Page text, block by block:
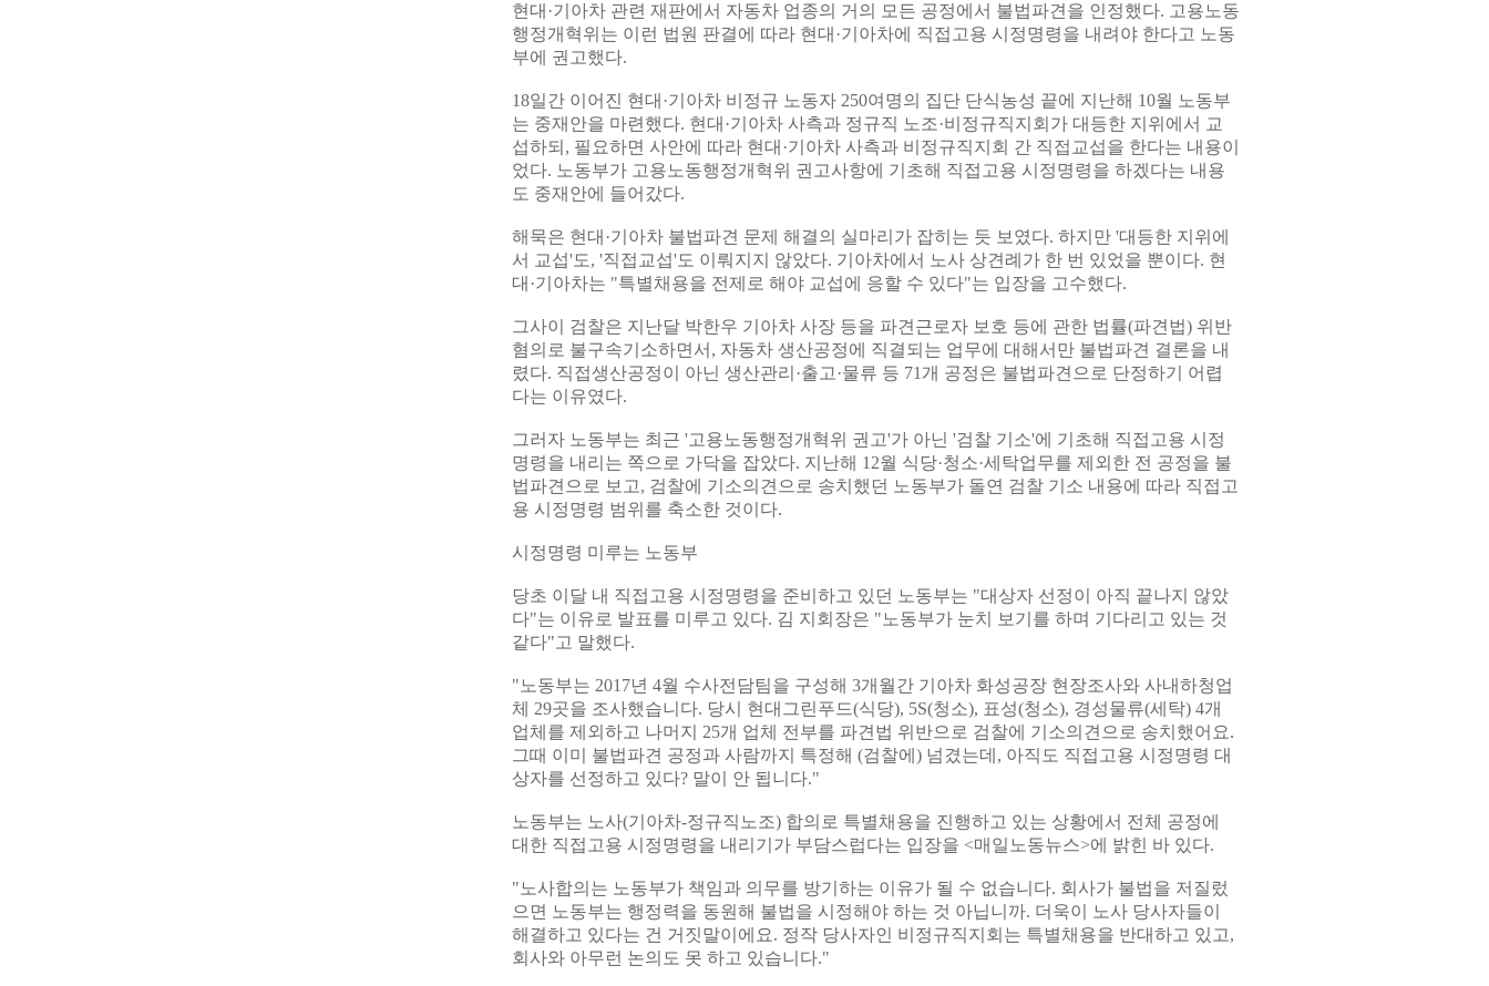
현대·기아차 관련 재판에서 자동차 업종의 거의 모든 공정에서 불법파견을 인정했다. 고용노동
행정개혁위는 이런 법원 판결에 따라 현대·기아차에 직접고용 시정명령을 내려야 한다고 노동
부에 권고했다.
18일간 이어진 현대·기아차 비정규 노동자 250여명의 집단 단식농성 끝에 지난해 10월 노동부
는 중재안을 마련했다. 현대·기아차 사측과 정규직 노조·비정규직지회가 대등한 지위에서 교
섭하되, 필요하면 사안에 따라 현대·기아차 사측과 비정규직지회 간 직접교섭을 한다는 내용이
었다. 노동부가 고용노동행정개혁위 권고사항에 기초해 직접고용 시정명령을 하겠다는 내용
도 중재안에 들어갔다.
해묵은 현대·기아차 불법파견 문제 해결의 실마리가 잡히는 듯 보였다. 하지만 '대등한 지위에
서 교섭'도, '직접교섭'도 이뤄지지 않았다. 기아차에서 노사 상견례가 한 번 있었을 뿐이다. 현
대·기아차는 "특별채용을 전제로 해야 교섭에 응할 수 있다"는 입장을 고수했다.
그사이 검찰은 지난달 박한우 기아차 사장 등을 파견근로자 보호 등에 관한 법률(파견법) 위반
혐의로 불구속기소하면서, 자동차 생산공정에 직결되는 업무에 대해서만 불법파견 결론을 내
렸다. 직접생산공정이 아닌 생산관리·출고·물류 등 71개 공정은 불법파견으로 단정하기 어렵
다는 이유였다.
그러자 노동부는 최근 '고용노동행정개혁위 권고'가 아닌 '검찰 기소'에 기초해 직접고용 시정
명령을 내리는 쪽으로 가닥을 잡았다. 지난해 12월 식당·청소·세탁업무를 제외한 전 공정을 불
법파견으로 보고, 검찰에 기소의견으로 송치했던 노동부가 돌연 검찰 기소 내용에 따라 직접고
용 시정명령 범위를 축소한 것이다.
시정명령 미루는 노동부
당초 이달 내 직접고용 시정명령을 준비하고 있던 노동부는 "대상자 선정이 아직 끝나지 않았
다"는 이유로 발표를 미루고 있다. 김 지회장은 "노동부가 눈치 보기를 하며 기다리고 있는 것
같다"고 말했다.
"노동부는 2017년 4월 수사전담팀을 구성해 3개월간 기아차 화성공장 현장조사와 사내하청업
체 29곳을 조사했습니다. 당시 현대그린푸드(식당), 5S(청소), 표성(청소), 경성물류(세탁) 4개
업체를 제외하고 나머지 25개 업체 전부를 파견법 위반으로 검찰에 기소의견으로 송치했어요.
그때 이미 불법파견 공정과 사람까지 특정해 (검찰에) 넘겼는데, 아직도 직접고용 시정명령 대
상자를 선정하고 있다? 말이 안 됩니다."
노동부는 노사(기아차-정규직노조) 합의로 특별채용을 진행하고 있는 상황에서 전체 공정에
대한 직접고용 시정명령을 내리기가 부담스럽다는 입장을 <매일노동뉴스>에 밝힌 바 있다.
"노사합의는 노동부가 책임과 의무를 방기하는 이유가 될 수 없습니다. 회사가 불법을 저질렀
으면 노동부는 행정력을 동원해 불법을 시정해야 하는 것 아닙니까. 더욱이 노사 당사자들이
해결하고 있다는 건 거짓말이에요. 정작 당사자인 비정규직지회는 특별채용을 반대하고 있고,
회사와 아무런 논의도 못 하고 있습니다."